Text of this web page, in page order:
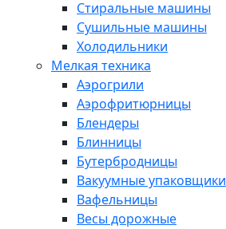
Стиральные машины
Сушильные машины
Холодильники
Мелкая техника
Аэрогрили
Аэрофритюрницы
Блендеры
Блинницы
Бутербродницы
Вакуумные упаковщики
Вафельницы
Весы дорожные